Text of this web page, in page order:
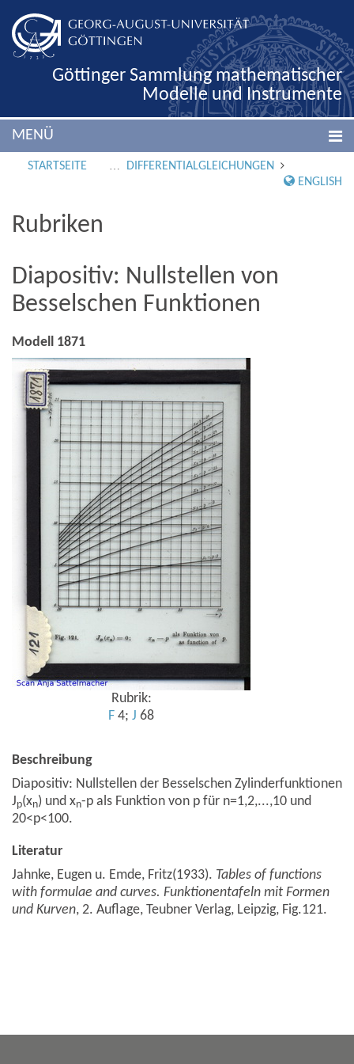
Göttinger Sammlung mathematischer
Modelle und Instrumente
MENÜ
STARTSEITE
DIFFERENTIALGLEICHUNGEN
ENGLISH
Rubriken
Diapositiv: Nullstellen von
Besselschen Funktionen
Modell 1871
Rubrik:
F 4; J 68
Beschreibung
Diapositiv: Nullstellen der Besselschen Zylinderfunktionen
Jp(xn) und xn-p als Funktion von p für n=1,2,...,10 und
20<p<100.
Literatur
Jahnke, Eugen u. Emde, Fritz(1933). Tables of functions
with formulae and curves. Funktionentafeln mit Formen
und Kurven, 2. Auflage, Teubner Verlag, Leipzig, Fig.121.